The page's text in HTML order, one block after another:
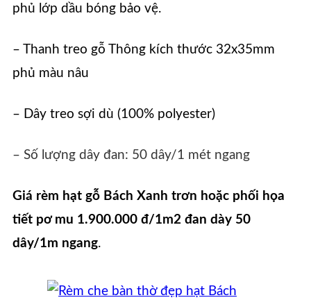
phủ lớp dầu bóng bảo vệ.
– Thanh treo gỗ Thông kích thước 32x35mm
phủ màu nâu
– Dây treo sợi dù (100% polyester)
– Số lượng dây đan: 50 dây/1 mét ngang
Giá rèm hạt gỗ Bách Xanh trơn hoặc phối họa
tiết pơ mu 1.900.000 đ/1m2 đan dày 50
dây/1m ngang.